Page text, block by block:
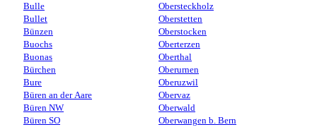
Bulle
Bullet
Bünzen
Buochs
Buonas
Bürchen
Bure
Büren an der Aare
Büren NW
Büren SO
Obersteckholz
Oberstetten
Oberstocken
Oberterzen
Oberthal
Oberurnen
Oberuzwil
Obervaz
Oberwald
Oberwangen b. Bern